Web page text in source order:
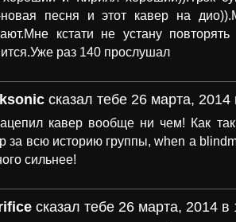
песня и этот кавер на
кстати не устану
раз 140 прослушал
сказал тебе 26 марта, 2014
кавер вообще ни чем! Как
за всю историю группы, when a
сильнее!
сказал тебе 26 марта, 2014 в